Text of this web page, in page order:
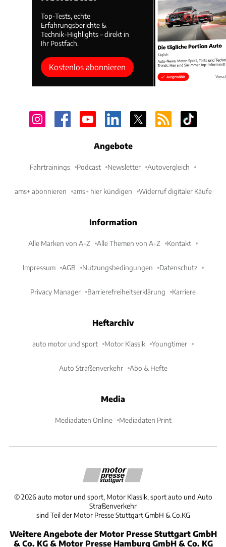
Top-Tests, echte
Erfahrungsberichte &
Technik-Highlights – direkt in
Ihr Postfach.
Kostenlos abonnieren
Angebote
Fahrtrainings Podcast Newsletter Autovergleich
ams+ abonnieren ams+ hier kündigen Widerruf digitaler Käufe
Information
Alle Marken von A-Z Alle Themen von A-Z Kontakt
Impressum AGB Nutzungsbedingungen Datenschutz
Privacy Manager Barrierefreiheitserklärung Karriere
Heftarchiv
auto motor und sport Motor Klassik Youngtimer
Auto Straßenverkehr Abo & Hefte
Media
Mediadaten Online Mediadaten Print
©2026 auto motor und sport, Motor Klassik, sport auto und Auto
Straßenverkehr
sind Teil der Motor Presse Stuttgart GmbH & Co.KG
Weitere Angebote der Motor Presse Stuttgart GmbH
& Co. KG & Motor Presse Hamburg GmbH & Co. KG